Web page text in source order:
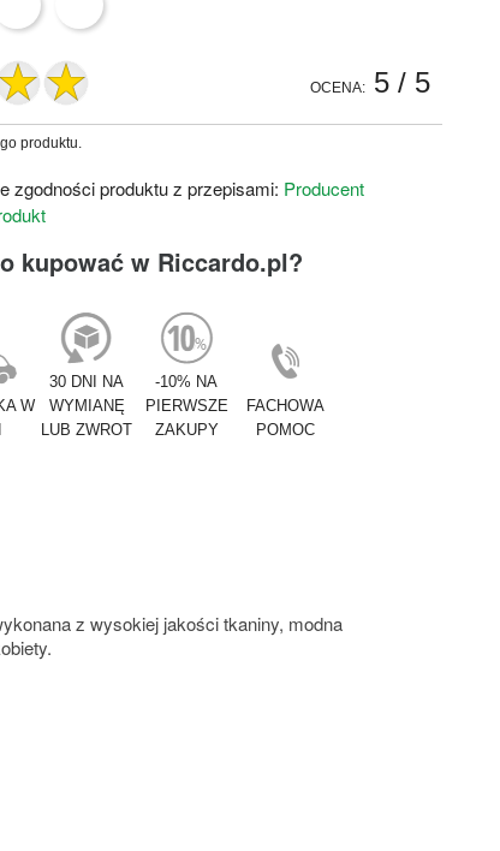
OCENA: 5/ 5
produktu.
zgodności produktu z przepisami: Producent
kupować w Riccardo.pl?
W
30 DNI NA
WYMIANĘ
LUB ZWROT
-10% NA
PIERWSZE
ZAKUPY
FACHOWA
POMOC
z wysokiej jakości tkaniny, modna